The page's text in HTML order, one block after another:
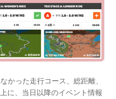
かった走行コース、総距離、
に、当日以降のイベント情報